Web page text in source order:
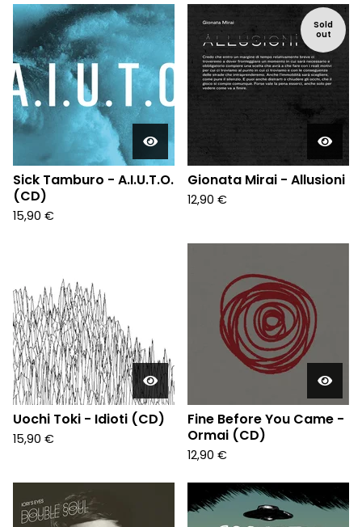
Sick Tamburo - A.I.U.T.O.
(CD)
15,90 €
Sold
out
Gionata Mirai - Allusioni
12,90 €
Uochi Toki - Idioti (CD)
15,90 €
Fine Before You Came -
Ormai (CD)
12,90 €